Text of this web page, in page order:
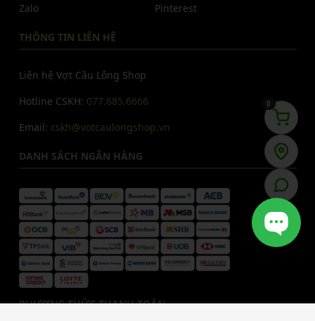
Zalo
Pinterest
THÔNG TIN LIÊN HỆ
Liên hệ Vợt Cầu Lông Shop
Hotline CSKH: 077.685.6666
Email: cskh@votcaulongshop.vn
DANH SÁCH NGÂN HÀNG
PHƯƠNG THỨC THANH TOÁN
0